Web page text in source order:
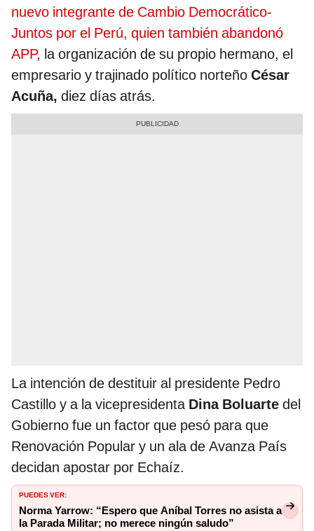
nuevo integrante de Cambio Democrático-
Juntos por el Perú, quien también abandonó
APP, la organización de su propio hermano, el
empresario y trajinado político norteño César
Acuña, diez días atrás.
La intención de destituir al presidente Pedro
Castillo y a la vicepresidenta Dina Boluarte del
Gobierno fue un factor que pesó para que
Renovación Popular y un ala de Avanza País
decidan apostar por Echaíz.
PUEDES VER:
Norma Yarrow: “Espero que Aníbal Torres no asista a
la Parada Militar; no merece ningún saludo”